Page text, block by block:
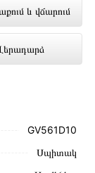
և վճարում
Մեքենա
է
GV561D10
Սպիտակ